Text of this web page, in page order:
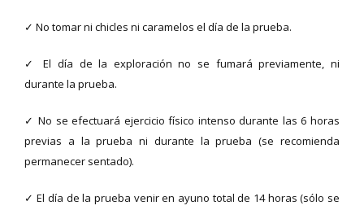
✓ No tomar ni chicles ni caramelos el día de la prueba.
✓ El día de la exploración no se fumará previamente, ni
durante la prueba.
✓ No se efectuará ejercicio físico intenso durante las 6 horas
previas a la prueba ni durante la prueba (se recomienda
permanecer sentado).
✓ El día de la prueba venir en ayuno total de 14 horas (sólo se